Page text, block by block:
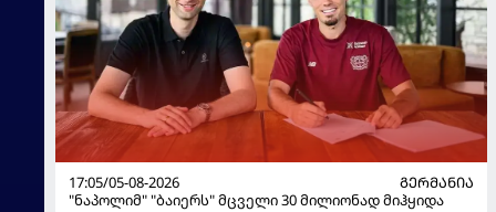
17:05/05-08-2026
ᲒᲔᲠᲛᲐᲜᲘᲐ
"ნაპოლიმ" "ბაიერს" მცველი 30 მილიონად მიჰყიდა